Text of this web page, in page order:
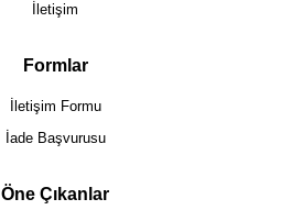
İletişim
Formlar
İletişim Formu
İade Başvurusu
Öne Çıkanlar